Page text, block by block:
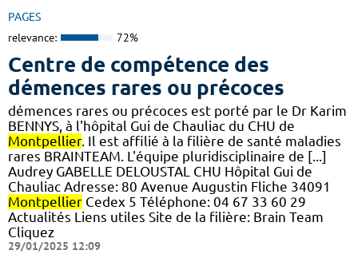
PAGES
relevance: 72%
Centre de compétence des
démences rares ou précoces
démences rares ou précoces est porté par le Dr Karim
BENNYS, à l'hôpital Gui de Chauliac du CHU de
Montpellier. Il est affilié à la filière de santé maladies
rares BRAINTEAM. L'équipe pluridisciplinaire de [...]
Audrey GABELLE DELOUSTAL CHU Hôpital Gui de
Chauliac Adresse: 80 Avenue Augustin Fliche 34091
Montpellier Cedex 5 Téléphone: 04 67 33 60 29
Actualités Liens utiles Site de la filière: Brain Team
Cliquez
29/01/2025 12:09